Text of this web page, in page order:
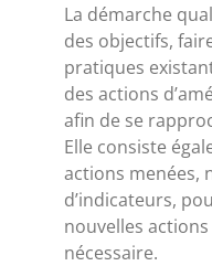
La démarche
des objectifs,
pratiques
des actions
afin de se
Elle consiste
actions menées,
d’indicateurs,
nouvelles
nécessaire.